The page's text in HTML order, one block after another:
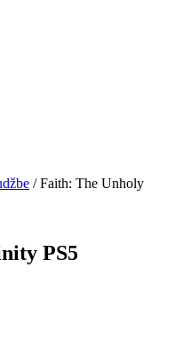
/ Faith: The Unholy
PS5